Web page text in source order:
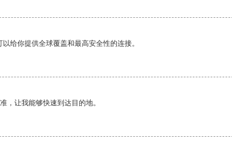
给你提供全球覆盖和最高安全性的连接。
，让我能够快速到达目的地。